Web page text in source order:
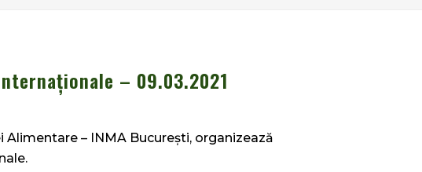
– 09.03.2021
– INMA Bucureşti, organizează